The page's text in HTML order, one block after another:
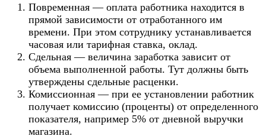
Повременная — оплата работника находится в
прямой зависимости от отработанного им
времени. При этом сотруднику устанавливается
часовая или тарифная ставка, оклад.
Сдельная — величина заработка зависит от
объема выполненной работы. Тут должны быть
утверждены сдельные расценки.
Комиссионная — при ее установлении работник
получает комиссию (проценты) от определенного
показателя, например 5% от дневной выручки
магазина.